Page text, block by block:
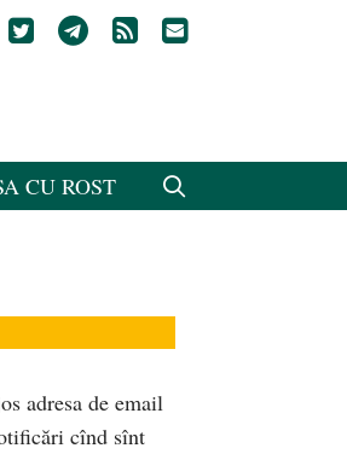
CU ROST
adresa de email
cînd sînt